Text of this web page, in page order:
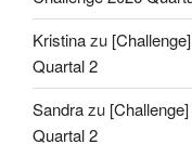
Kristinazu
Quartal 2
Sandrazu
Quartal 2